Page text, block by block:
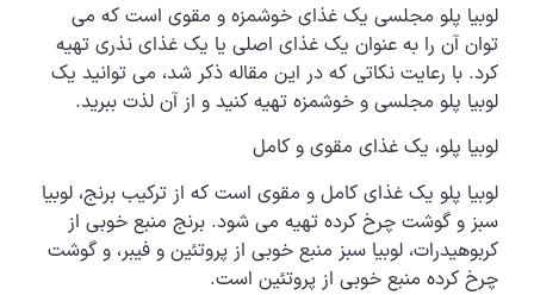
لوبیا پلو مجلسی یک غذای خوشمزه و مقوی است که می
توان آن را به عنوان یک غذای اصلی یا یک غذای نذری تهیه
کرد. با رعایت نکاتی که در این مقاله ذکر شد، می توانید یک
لوبیا پلو مجلسی و خوشمزه تهیه کنید و از آن لذت ببرید.
لوبیا پلو، یک غذای مقوی و کامل
لوبیا پلو یک غذای کامل و مقوی است که از ترکیب برنج، لوبیا
سبز و گوشت چرخ کرده تهیه می شود. برنج منبع خوبی از
کربوهیدرات، لوبیا سبز منبع خوبی از پروتئین و فیبر، و گوشت
چرخ کرده منبع خوبی از پروتئین است.